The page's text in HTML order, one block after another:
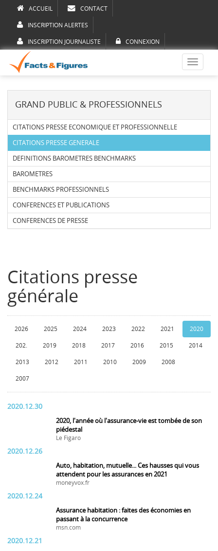
ACCUEIL CONTACT
INSCRIPTION ALERTES
INSCRIPTION JOURNALISTE CONNEXION
Toggle
GRAND PUBLIC & PROFESSIONNELS
CITATIONS PRESSE ECONOMIQUE ET PROFESSIONNELLE
CITATIONS PRESSE GENERALE
DEFINITIONS BAROMETRES BENCHMARKS
BAROMETRES
BENCHMARKS PROFESSIONNELS
CONFERENCES ET PUBLICATIONS
CONFERENCES DE PRESSE
Citations presse
générale
2026 2025 2024 2023 2022 2021 2020
202. 2019 2018 2017 2016 2015 2014
2013 2012 2011 2010 2009 2008
2007
2020.12.30
2020, l'année où l'assurance-vie est tombée de son
piédestal
Le Figaro
2020.12.26
Auto, habitation, mutuelle... Ces hausses qui vous
attendent pour les assurances en 2021
moneyvox.fr
2020.12.24
Assurance habitation : faites des économies en
passant à la concurrence
msn.com
2020.12.21